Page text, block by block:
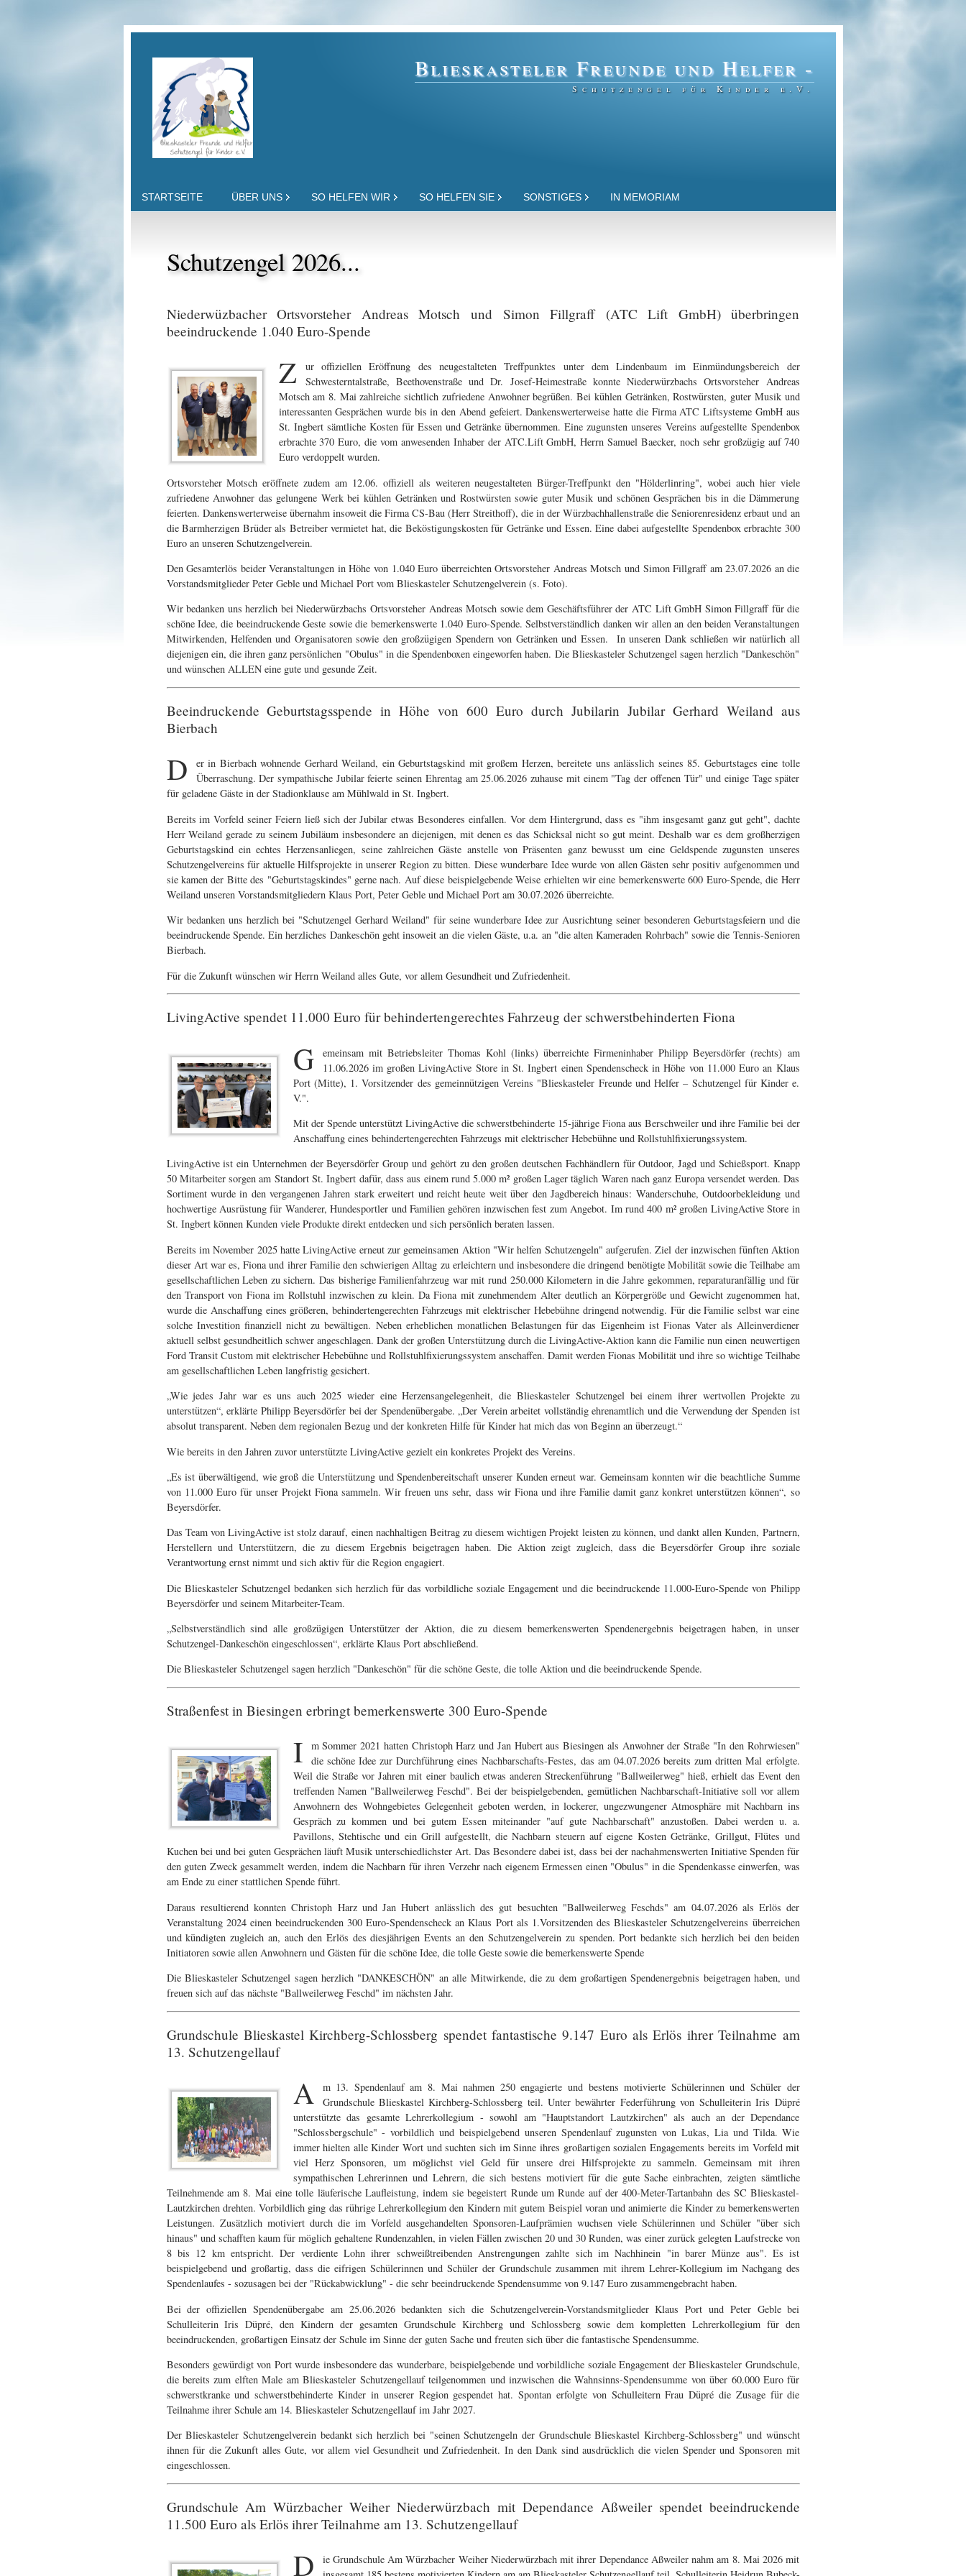
Blieskasteler Freunde und Helfer -
Schutzengel für Kinder e.V.
STARTSEITE ÜBER UNS SO HELFEN WIR SO HELFEN SIE SONSTIGES IN MEMORIAM
Schutzengel 2026...
Niederwüzbacher Ortsvorsteher Andreas Motsch und Simon Fillgraff (ATC Lift GmbH) überbringen
beeindruckende 1.040 Euro-Spende
Z
ur offiziellen Eröffnung des neugestalteten Treffpunktes unter dem Lindenbaum im Einmündungsbereich der
Schwesterntalstraße, Beethovenstraße und Dr. Josef-Heimestraße konnte Niederwürzbachs Ortsvorsteher Andreas
Motsch am 8. Mai zahlreiche sichtlich zufriedene Anwohner begrüßen. Bei kühlen Getränken, Rostwürsten, guter Musik und
interessanten Gesprächen wurde bis in den Abend gefeiert. Dankenswerterweise hatte die Firma ATC Liftsysteme GmbH aus
St. Ingbert sämtliche Kosten für Essen und Getränke übernommen. Eine zugunsten unseres Vereins aufgestellte Spendenbox
erbrachte 370 Euro, die vom anwesenden Inhaber der ATC.Lift GmbH, Herrn Samuel Baecker, noch sehr großzügig auf 740
Euro verdoppelt wurden.
Ortsvorsteher Motsch eröffnete zudem am 12.06. offiziell als weiteren neugestalteten Bürger-Treffpunkt den "Hölderlinring", wobei auch hier viele
zufriedene Anwohner das gelungene Werk bei kühlen Getränken und Rostwürsten sowie guter Musik und schönen Gesprächen bis in die Dämmerung
feierten. Dankenswerterweise übernahm insoweit die Firma CS-Bau (Herr Streithoff), die in der Würzbachhallenstraße die Seniorenresidenz erbaut und an
die Barmherzigen Brüder als Betreiber vermietet hat, die Beköstigungskosten für Getränke und Essen. Eine dabei aufgestellte Spendenbox erbrachte 300
Euro an unseren Schutzengelverein.
Den Gesamterlös beider Veranstaltungen in Höhe von 1.040 Euro überreichten Ortsvorsteher Andreas Motsch und Simon Fillgraff am 23.07.2026 an die
Vorstandsmitglieder Peter Geble und Michael Port vom Blieskasteler Schutzengelverein (s. Foto).
Wir bedanken uns herzlich bei Niederwürzbachs Ortsvorsteher Andreas Motsch sowie dem Geschäftsführer der ATC Lift GmbH Simon Fillgraff für die
schöne Idee, die beeindruckende Geste sowie die bemerkenswerte 1.040 Euro-Spende. Selbstverständlich danken wir allen an den beiden Veranstaltungen
Mitwirkenden, Helfenden und Organisatoren sowie den großzügigen Spendern von Getränken und Essen. In unseren Dank schließen wir natürlich all
diejenigen ein, die ihren ganz persönlichen "Obulus" in die Spendenboxen eingeworfen haben. Die Blieskasteler Schutzengel sagen herzlich "Dankeschön"
und wünschen ALLEN eine gute und gesunde Zeit.
Beeindruckende Geburtstagsspende in Höhe von 600 Euro durch Jubilarin Jubilar Gerhard Weiland aus
Bierbach
D
er in Bierbach wohnende Gerhard Weiland, ein Geburtstagskind mit großem Herzen, bereitete uns anlässlich seines 85. Geburtstages eine tolle
Überraschung. Der sympathische Jubilar feierte seinen Ehrentag am 25.06.2026 zuhause mit einem "Tag der offenen Tür" und einige Tage später
für geladene Gäste in der Stadionklause am Mühlwald in St. Ingbert.
Bereits im Vorfeld seiner Feiern ließ sich der Jubilar etwas Besonderes einfallen. Vor dem Hintergrund, dass es "ihm insgesamt ganz gut geht", dachte
Herr Weiland gerade zu seinem Jubiläum insbesondere an diejenigen, mit denen es das Schicksal nicht so gut meint. Deshalb war es dem großherzigen
Geburtstagskind ein echtes Herzensanliegen, seine zahlreichen Gäste anstelle von Präsenten ganz bewusst um eine Geldspende zugunsten unseres
Schutzengelvereins für aktuelle Hilfsprojekte in unserer Region zu bitten. Diese wunderbare Idee wurde von allen Gästen sehr positiv aufgenommen und
sie kamen der Bitte des "Geburtstagskindes" gerne nach. Auf diese beispielgebende Weise erhielten wir eine bemerkenswerte 600 Euro-Spende, die Herr
Weiland unseren Vorstandsmitgliedern Klaus Port, Peter Geble und Michael Port am 30.07.2026 überreichte.
Wir bedanken uns herzlich bei "Schutzengel Gerhard Weiland" für seine wunderbare Idee zur Ausrichtung seiner besonderen Geburtstagsfeiern und die
beeindruckende Spende. Ein herzliches Dankeschön geht insoweit an die vielen Gäste, u.a. an "die alten Kameraden Rohrbach" sowie die Tennis-Senioren
Bierbach.
Für die Zukunft wünschen wir Herrn Weiland alles Gute, vor allem Gesundheit und Zufriedenheit.
LivingActive spendet 11.000 Euro für behindertengerechtes Fahrzeug der schwerstbehinderten Fiona
G
emeinsam mit Betriebsleiter Thomas Kohl (links) überreichte Firmeninhaber Philipp Beyersdörfer (rechts) am
11.06.2026 im großen LivingActive Store in St. Ingbert einen Spendenscheck in Höhe von 11.000 Euro an Klaus
Port (Mitte), 1. Vorsitzender des gemeinnützigen Vereins "Blieskasteler Freunde und Helfer – Schutzengel für Kinder e.
V.".
Mit der Spende unterstützt LivingActive die schwerstbehinderte 15-jährige Fiona aus Berschweiler und ihre Familie bei der
Anschaffung eines behindertengerechten Fahrzeugs mit elektrischer Hebebühne und Rollstuhlfixierungssystem.
LivingActive ist ein Unternehmen der Beyersdörfer Group und gehört zu den großen deutschen Fachhändlern für Outdoor, Jagd und Schießsport. Knapp
50 Mitarbeiter sorgen am Standort St. Ingbert dafür, dass aus einem rund 5.000 m² großen Lager täglich Waren nach ganz Europa versendet werden. Das
Sortiment wurde in den vergangenen Jahren stark erweitert und reicht heute weit über den Jagdbereich hinaus: Wanderschuhe, Outdoorbekleidung und
hochwertige Ausrüstung für Wanderer, Hundesportler und Familien gehören inzwischen fest zum Angebot. Im rund 400 m² großen LivingActive Store in
St. Ingbert können Kunden viele Produkte direkt entdecken und sich persönlich beraten lassen.
Bereits im November 2025 hatte LivingActive erneut zur gemeinsamen Aktion "Wir helfen Schutzengeln" aufgerufen. Ziel der inzwischen fünften Aktion
dieser Art war es, Fiona und ihrer Familie den schwierigen Alltag zu erleichtern und insbesondere die dringend benötigte Mobilität sowie die Teilhabe am
gesellschaftlichen Leben zu sichern. Das bisherige Familienfahrzeug war mit rund 250.000 Kilometern in die Jahre gekommen, reparaturanfällig und für
den Transport von Fiona im Rollstuhl inzwischen zu klein. Da Fiona mit zunehmendem Alter deutlich an Körpergröße und Gewicht zugenommen hat,
wurde die Anschaffung eines größeren, behindertengerechten Fahrzeugs mit elektrischer Hebebühne dringend notwendig. Für die Familie selbst war eine
solche Investition finanziell nicht zu bewältigen. Neben erheblichen monatlichen Belastungen für das Eigenheim ist Fionas Vater als Alleinverdiener
aktuell selbst gesundheitlich schwer angeschlagen. Dank der großen Unterstützung durch die LivingActive-Aktion kann die Familie nun einen neuwertigen
Ford Transit Custom mit elektrischer Hebebühne und Rollstuhlfixierungssystem anschaffen. Damit werden Fionas Mobilität und ihre so wichtige Teilhabe
am gesellschaftlichen Leben langfristig gesichert.
„Wie jedes Jahr war es uns auch 2025 wieder eine Herzensangelegenheit, die Blieskasteler Schutzengel bei einem ihrer wertvollen Projekte zu
unterstützen“, erklärte Philipp Beyersdörfer bei der Spendenübergabe. „Der Verein arbeitet vollständig ehrenamtlich und die Verwendung der Spenden ist
absolut transparent. Neben dem regionalen Bezug und der konkreten Hilfe für Kinder hat mich das von Beginn an überzeugt.“
Wie bereits in den Jahren zuvor unterstützte LivingActive gezielt ein konkretes Projekt des Vereins.
„Es ist überwältigend, wie groß die Unterstützung und Spendenbereitschaft unserer Kunden erneut war. Gemeinsam konnten wir die beachtliche Summe
von 11.000 Euro für unser Projekt Fiona sammeln. Wir freuen uns sehr, dass wir Fiona und ihre Familie damit ganz konkret unterstützen können“, so
Beyersdörfer.
Das Team von LivingActive ist stolz darauf, einen nachhaltigen Beitrag zu diesem wichtigen Projekt leisten zu können, und dankt allen Kunden, Partnern,
Herstellern und Unterstützern, die zu diesem Ergebnis beigetragen haben. Die Aktion zeigt zugleich, dass die Beyersdörfer Group ihre soziale
Verantwortung ernst nimmt und sich aktiv für die Region engagiert.
Die Blieskasteler Schutzengel bedanken sich herzlich für das vorbildliche soziale Engagement und die beeindruckende 11.000-Euro-Spende von Philipp
Beyersdörfer und seinem Mitarbeiter-Team.
„Selbstverständlich sind alle großzügigen Unterstützer der Aktion, die zu diesem bemerkenswerten Spendenergebnis beigetragen haben, in unser
Schutzengel-Dankeschön eingeschlossen“, erklärte Klaus Port abschließend.
Die Blieskasteler Schutzengel sagen herzlich "Dankeschön" für die schöne Geste, die tolle Aktion und die beeindruckende Spende.
Straßenfest in Biesingen erbringt bemerkenswerte 300 Euro-Spende
I
m Sommer 2021 hatten Christoph Harz und Jan Hubert aus Biesingen als Anwohner der Straße "In den Rohrwiesen"
die schöne Idee zur Durchführung eines Nachbarschafts-Festes, das am 04.07.2026 bereits zum dritten Mal erfolgte.
Weil die Straße vor Jahren mit einer baulich etwas anderen Streckenführung "Ballweilerweg" hieß, erhielt das Event den
treffenden Namen "Ballweilerweg Feschd". Bei der beispielgebenden, gemütlichen Nachbarschaft-Initiative soll vor allem
Anwohnern des Wohngebietes Gelegenheit geboten werden, in lockerer, ungezwungener Atmosphäre mit Nachbarn ins
Gespräch zu kommen und bei gutem Essen miteinander "auf gute Nachbarschaft" anzustoßen. Dabei werden u. a.
Pavillons, Stehtische und ein Grill aufgestellt, die Nachbarn steuern auf eigene Kosten Getränke, Grillgut, Flütes und
Kuchen bei und bei guten Gesprächen läuft Musik unterschiedlichster Art. Das Besondere dabei ist, dass bei der nachahmenswerten Initiative Spenden für
den guten Zweck gesammelt werden, indem die Nachbarn für ihren Verzehr nach eigenem Ermessen einen "Obulus" in die Spendenkasse einwerfen, was
am Ende zu einer stattlichen Spende führt.
Daraus resultierend konnten Christoph Harz und Jan Hubert anlässlich des gut besuchten "Ballweilerweg Feschds" am 04.07.2026 als Erlös der
Veranstaltung 2024 einen beeindruckenden 300 Euro-Spendenscheck an Klaus Port als 1.Vorsitzenden des Blieskasteler Schutzengelvereins überreichen
und kündigten zugleich an, auch den Erlös des diesjährigen Events an den Schutzengelverein zu spenden. Port bedankte sich herzlich bei den beiden
Initiatoren sowie allen Anwohnern und Gästen für die schöne Idee, die tolle Geste sowie die bemerkenswerte Spende
Die Blieskasteler Schutzengel sagen herzlich "DANKESCHÖN" an alle Mitwirkende, die zu dem großartigen Spendenergebnis beigetragen haben, und
freuen sich auf das nächste "Ballweilerweg Feschd" im nächsten Jahr.
Grundschule Blieskastel Kirchberg-Schlossberg spendet fantastische 9.147 Euro als Erlös ihrer Teilnahme am
13. Schutzengellauf
A
m 13. Spendenlauf am 8. Mai nahmen 250 engagierte und bestens motivierte Schülerinnen und Schüler der
Grundschule Blieskastel Kirchberg-Schlossberg teil. Unter bewährter Federführung von Schulleiterin Iris Düpré
unterstützte das gesamte Lehrerkollegium - sowohl am "Hauptstandort Lautzkirchen" als auch an der Dependance
"Schlossbergschule" - vorbildlich und beispielgebend unseren Spendenlauf zugunsten von Lukas, Lia und Tilda. Wie
immer hielten alle Kinder Wort und suchten sich im Sinne ihres großartigen sozialen Engagements bereits im Vorfeld mit
viel Herz Sponsoren, um möglichst viel Geld für unsere drei Hilfsprojekte zu sammeln. Gemeinsam mit ihren
sympathischen Lehrerinnen und Lehrern, die sich bestens motiviert für die gute Sache einbrachten, zeigten sämtliche
Teilnehmende am 8. Mai eine tolle läuferische Laufleistung, indem sie begeistert Runde um Runde auf der 400-Meter-Tartanbahn des SC Blieskastel-
Lautzkirchen drehten. Vorbildlich ging das rührige Lehrerkollegium den Kindern mit gutem Beispiel voran und animierte die Kinder zu bemerkenswerten
Leistungen. Zusätzlich motiviert durch die im Vorfeld ausgehandelten Sponsoren-Laufprämien wuchsen viele Schülerinnen und Schüler "über sich
hinaus" und schafften kaum für möglich gehaltene Rundenzahlen, in vielen Fällen zwischen 20 und 30 Runden, was einer zurück gelegten Laufstrecke von
8 bis 12 km entspricht. Der verdiente Lohn ihrer schweißtreibenden Anstrengungen zahlte sich im Nachhinein "in barer Münze aus". Es ist
beispielgebend und großartig, dass die eifrigen Schülerinnen und Schüler der Grundschule zusammen mit ihrem Lehrer-Kollegium im Nachgang des
Spendenlaufes - sozusagen bei der "Rückabwicklung" - die sehr beeindruckende Spendensumme von 9.147 Euro zusammengebracht haben.
Bei der offiziellen Spendenübergabe am 25.06.2026 bedankten sich die Schutzengelverein-Vorstandsmitglieder Klaus Port und Peter Geble bei
Schulleiterin Iris Düpré, den Kindern der gesamten Grundschule Kirchberg und Schlossberg sowie dem kompletten Lehrerkollegium für den
beeindruckenden, großartigen Einsatz der Schule im Sinne der guten Sache und freuten sich über die fantastische Spendensumme.
Besonders gewürdigt von Port wurde insbesondere das wunderbare, beispielgebende und vorbildliche soziale Engagement der Blieskasteler Grundschule,
die bereits zum elften Male am Blieskasteler Schutzengellauf teilgenommen und inzwischen die Wahnsinns-Spendensumme von über 60.000 Euro für
schwerstkranke und schwerstbehinderte Kinder in unserer Region gespendet hat. Spontan erfolgte von Schulleitern Frau Düpré die Zusage für die
Teilnahme ihrer Schule am 14. Blieskasteler Schutzengellauf im Jahr 2027.
Der Blieskasteler Schutzengelverein bedankt sich herzlich bei "seinen Schutzengeln der Grundschule Blieskastel Kirchberg-Schlossberg" und wünscht
ihnen für die Zukunft alles Gute, vor allem viel Gesundheit und Zufriedenheit. In den Dank sind ausdrücklich die vielen Spender und Sponsoren mit
eingeschlossen.
Grundschule Am Würzbacher Weiher Niederwürzbach mit Dependance Aßweiler spendet beeindruckende
11.500 Euro als Erlös ihrer Teilnahme am 13. Schutzengellauf
D
ie Grundschule Am Würzbacher Weiher Niederwürzbach mit ihrer Dependance Aßweiler nahm am 8. Mai 2026 mit